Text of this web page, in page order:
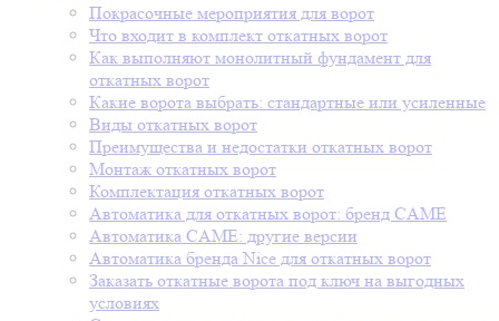
Покрасочные мероприятия для ворот
Что входит в комплект откатных ворот
Как выполняют монолитный фундамент для
откатных ворот
Какие ворота выбрать: стандартные или усиленные
Виды откатных ворот
Преимущества и недостатки откатных ворот
Монтаж откатных ворот
Комплектация откатных ворот
Автоматика для откатных ворот: бренд CAME
Автоматика CAME: другие версии
Автоматика бренда Nice для откатных ворот
Заказать откатные ворота под ключ на выгодных
условиях